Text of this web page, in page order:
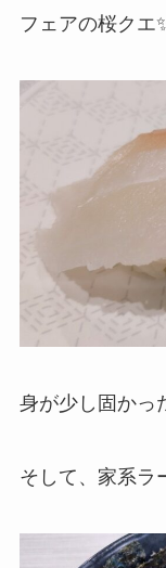
フェアの桜クエ
身が少し固かっ
そして、家系ラ